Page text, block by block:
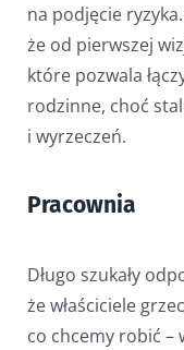
na podjęcie
że od pierwszej
które pozwala
rodzinne, choć
i wyrzeczeń.
Pracownia
Długo szukały
że właściciele
co chcemy robić –